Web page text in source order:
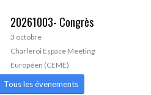
20261003- Congrès
3 octobre
Charleroi Espace Meeting
Européen (CEME)
Tous les évenements